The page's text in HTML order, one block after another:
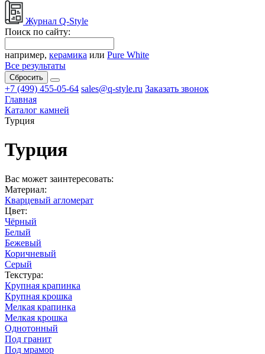
Журнал Q-Style
Поиск по сайту:
например, керамика или Pure White
Все результаты
Сбросить
+7 (499) 455-05-64 sales@q-style.ru Заказать звонок
Главная
Каталог камней
Турция
Турция
Вас может заинтересовать:
Материал:
Кварцевый агломерат
Цвет:
Чёрный
Белый
Бежевый
Коричневый
Серый
Текстура:
Крупная крапинка
Крупная крошка
Мелкая крапинка
Мелкая крошка
Однотонный
Под гранит
Под мрамор